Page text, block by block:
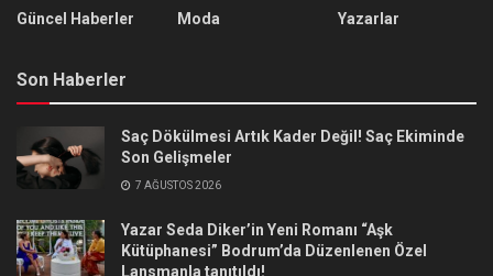
Güncel Haberler
Moda
Yazarlar
Son Haberler
Saç Dökülmesi Artık Kader Değil! Saç Ekiminde
Son Gelişmeler
7 AĞUSTOS 2026
Yazar Seda Diker’in Yeni Romanı “Aşk
Kütüphanesi” Bodrum’da Düzenlenen Özel
Lansmanla tanıtıldı!